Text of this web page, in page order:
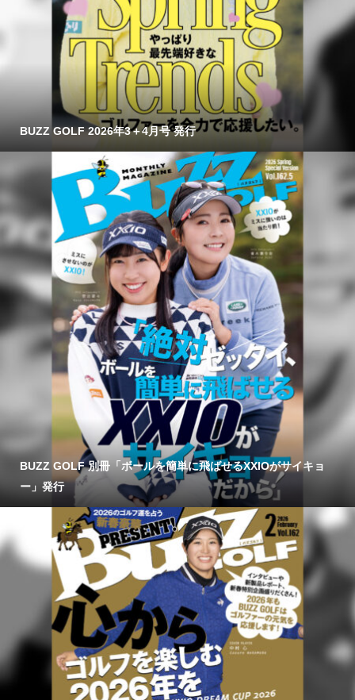
BUZZ GOLF 2026年3＋4月号 発行
BUZZ GOLF 別冊「ボールを簡単に飛ばせるXXIOがサイキョ
ー」発行